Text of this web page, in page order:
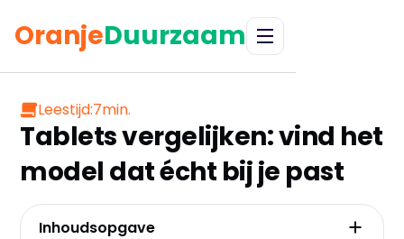
OranjeDuurzaam
Leestijd:7min.
Tablets vergelijken: vind het
model dat écht bij je past
Inhoudsopgave